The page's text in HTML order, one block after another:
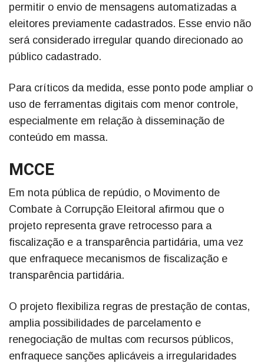
permitir o envio de mensagens automatizadas a
eleitores previamente cadastrados. Esse envio não
será considerado irregular quando direcionado ao
público cadastrado.
Para críticos da medida, esse ponto pode ampliar o
uso de ferramentas digitais com menor controle,
especialmente em relação à disseminação de
conteúdo em massa.
MCCE
Em nota pública de repúdio, o Movimento de
Combate à Corrupção Eleitoral afirmou que o
projeto representa grave retrocesso para a
fiscalização e a transparência partidária, uma vez
que enfraquece mecanismos de fiscalização e
transparência partidária.
O projeto flexibiliza regras de prestação de contas,
amplia possibilidades de parcelamento e
renegociação de multas com recursos públicos,
enfraquece sanções aplicáveis a irregularidades